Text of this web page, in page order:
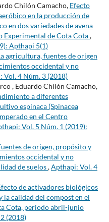
Chilón Camacho, Efecto
en la producción de
en dos variedades de avena
Experimental de Cota Cota,
Apthapi 5(1)
agricultura, fuentes de origen
occidental y no
Vol. 4 Núm. 3 (2018)
, Eduardo Chilón Camacho,
a diferentes
espinaca (Spinacea
en el Centro
Vol. 5 Núm. 1 (2019):
de origen, propósito y
occidental y no
de suelos,Apthapi: Vol. 4
de activadores biológicos
la calidad del compost en el
Cota, periodo abril-junio
(2018)